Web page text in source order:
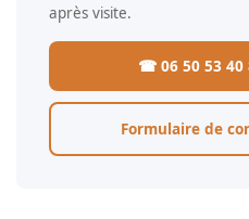
après visite.
☎ 06 50 53 40
Formulaire de